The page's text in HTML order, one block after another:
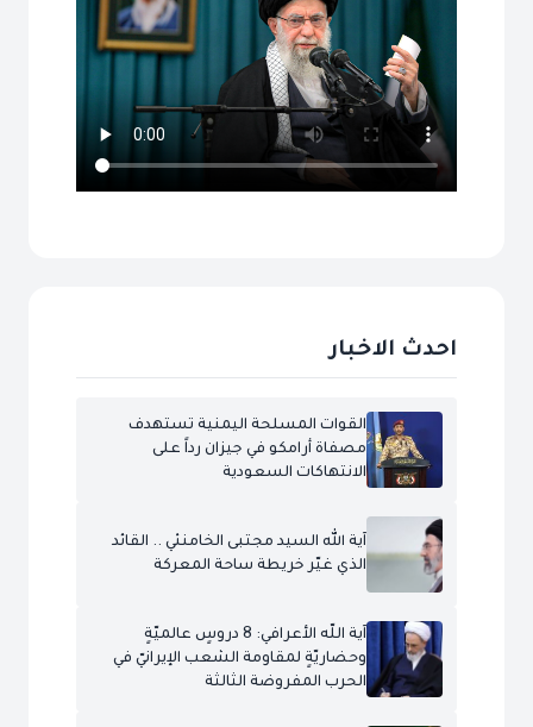
احدث الاخبار
القوات المسلحة اليمنية تستهدف
مصفاة أرامكو في جيزان رداً على
الانتهاكات السعودية
آية الله السيد مجتبى الخامنئي .. القائد
الذي غيّر خريطة ساحة المعركة
آية اللّه الأعرافي: 8 دروسٍ عالميّةٍ
وحضاريّةٍ لمقاومة الشعب الإيرانيّ في
الحرب المفروضة الثالثة